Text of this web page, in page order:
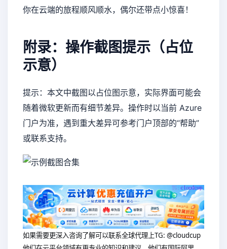
你在云端的旅程顺风顺水，偶尔还带点小惊喜！
附录：操作截图提示（占位
示意）
提示：本文中截图以占位图示意，实际界面可能会
随着微软更新而有细节差异。操作时以当前 Azure
门户为准，遇到重大差异可参考门户顶部的“帮助”
或联系支持。
如果需要更深入咨询了解可以联系全球代理上TG: @cloudcup